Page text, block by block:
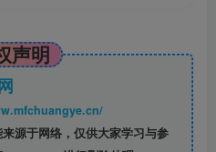
声明
源于网络，仅供大家学习与参